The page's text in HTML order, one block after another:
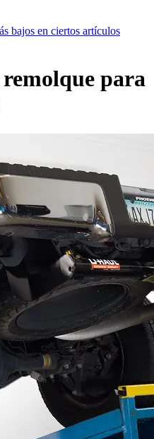
bajos en ciertos artículos
para